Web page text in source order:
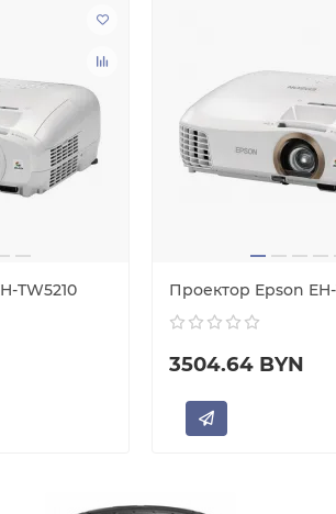
TW5210 Проектор Epson
3504.64 BYN